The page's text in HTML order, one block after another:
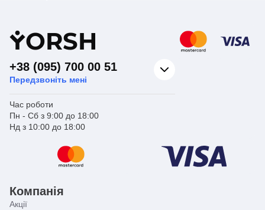
YORSH
+38 (095) 700 00 51
Передзвоніть мені
Час роботи
Пн - Сб з 9:00 до 18:00
Нд з 10:00 до 18:00
Компанія
Акції